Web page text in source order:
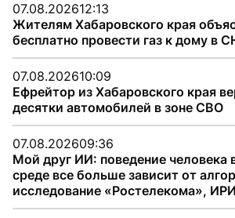
07.08.202612:13
Жителям Хабаровского края
бесплатно провести газ к дому в
07.08.202610:09
Ефрейтор из Хабаровского края
десятки автомобилей в зоне СВО
07.08.202609:36
Мой друг ИИ: поведение человека
среде все больше зависит от
исследование «Ростелекома»,